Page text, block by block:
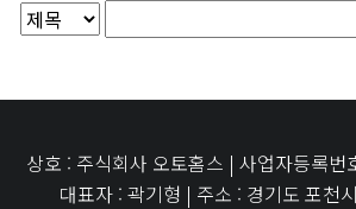
상호 : 주식회사 오토홈스 | 사업자등록
대표자 : 곽기형 | 주소 : 경기도 포천